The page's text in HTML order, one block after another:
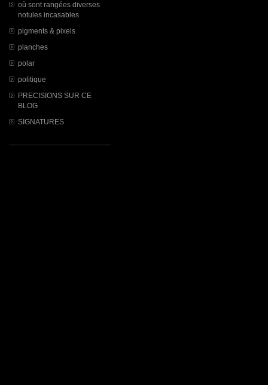
où sont rangées diverses
notules incasables
pigments & pixels
planches
polar
politique
PRECISIONS SUR CE
BLOG
SIGNATURES